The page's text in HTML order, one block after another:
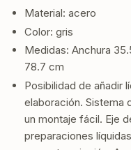
Material: acero
Color: gris
Medidas: Anchura
78.7 cm
Posibilidad de añadir
elaboración. Sistema
un montaje fácil. Eje
preparaciones